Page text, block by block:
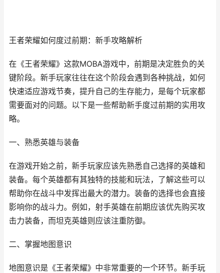
王者荣耀如何度过前期：新手攻略解析
在《王者荣耀》这款MOBA游戏中，前期是决定胜负的关
键阶段。新手玩家往往在这个阶段会遇到各种挑战，如何
快速适应游戏节奏，提升自己的生存能力，是每个玩家都
需要面对的问题。以下是一些帮助新手度过前期的实用攻
略。
一、熟悉英雄与装备
在游戏开始之前，新手玩家应该先熟悉自己选择的英雄和
装备。每个英雄都有其独特的技能和玩法，了解这些可以
帮助你在战斗中发挥出最大的潜力。装备的选择也会直接
影响你的战斗力。例如，射手英雄在前期应该优先购买攻
击力装备，而坦克英雄则应该注重防御。
二、掌握地图意识
地图意识是《王者荣耀》中非常重要的一个环节。新手玩